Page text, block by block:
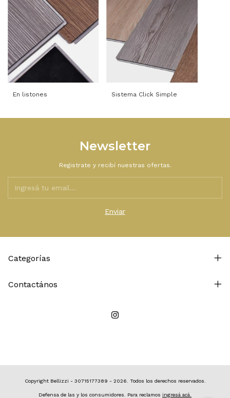
En listones Sistema Click Simple
Newsletter
Registrate y recibí nuestras ofertas.
Categorías
Contactános
Copyright Bellizzi - 30715177389 - 2026. Todos los derechos reservados.
Defensa de las y los consumidores. Para reclamos ingresá acá.